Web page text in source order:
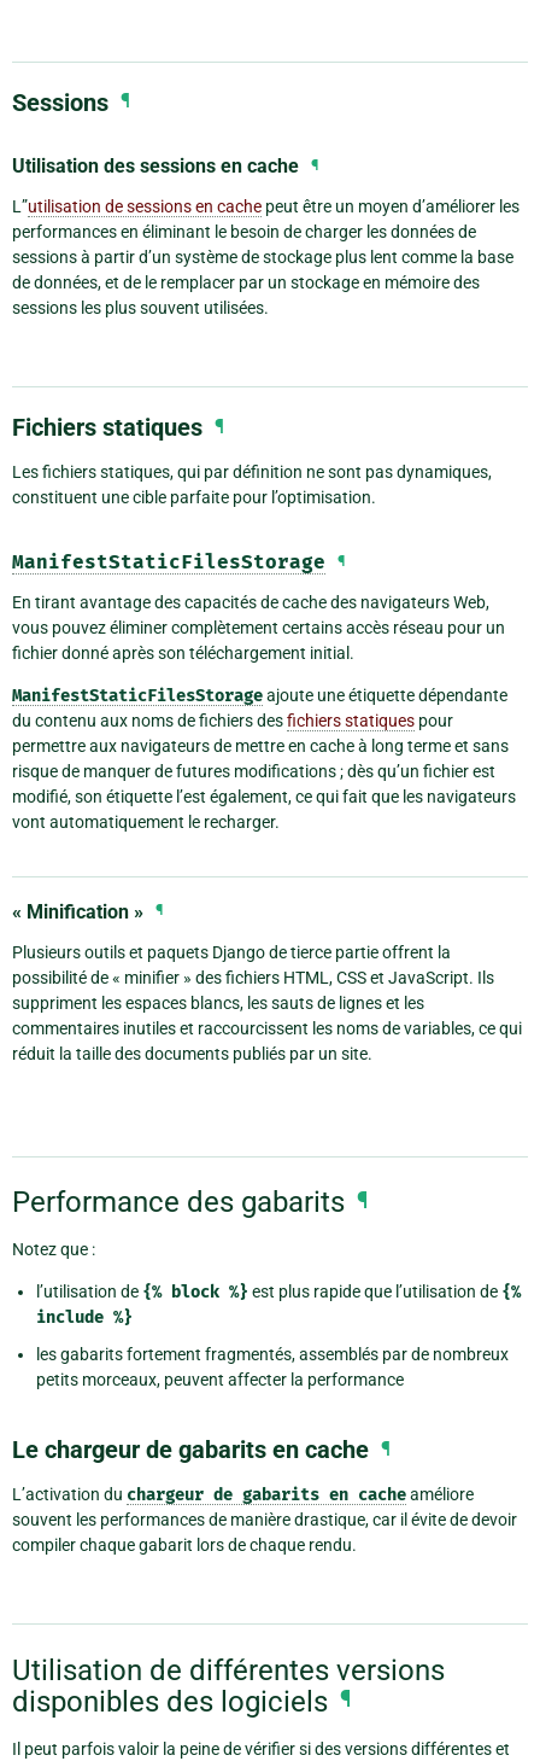
Sessions ¶
Utilisation des sessions en cache ¶
L”utilisation de sessions en cache peut être un moyen d’améliorer les
performances en éliminant le besoin de charger les données de
sessions à partir d’un système de stockage plus lent comme la base
de données, et de le remplacer par un stockage en mémoire des
sessions les plus souvent utilisées.
Fichiers statiques ¶
Les fichiers statiques, qui par définition ne sont pas dynamiques,
constituent une cible parfaite pour l’optimisation.
ManifestStaticFilesStorage ¶
En tirant avantage des capacités de cache des navigateurs Web,
vous pouvez éliminer complètement certains accès réseau pour un
fichier donné après son téléchargement initial.
ManifestStaticFilesStorageajoute une étiquette dépendante
du contenu aux noms de fichiers desfichiers statiques pour
permettre aux navigateurs de mettre en cache à long terme et sans
risque de manquer de futures modifications ; dès qu’un fichier est
modifié, son étiquette l’est également, ce qui fait que les navigateurs
vont automatiquement le recharger.
« Minification » ¶
Plusieurs outils et paquets Django de tierce partie offrent la
possibilité de « minifier » des fichiers HTML, CSS et JavaScript. Ils
suppriment les espaces blancs, les sauts de lignes et les
commentaires inutiles et raccourcissent les noms de variables, ce qui
réduit la taille des documents publiés par un site.
Performance des gabarits ¶
Notez que :
l’utilisation de {% block %} est plus rapide que l’utilisation de {%
include %}
les gabarits fortement fragmentés, assemblés par de nombreux
petits morceaux, peuvent affecter la performance
Le chargeur de gabarits en cache ¶
L’activation du chargeur de gabarits en cacheaméliore
souvent les performances de manière drastique, car il évite de devoir
compiler chaque gabarit lors de chaque rendu.
Utilisation de différentes versions
disponibles des logiciels ¶
Il peut parfois valoir la peine de vérifier si des versions différentes et